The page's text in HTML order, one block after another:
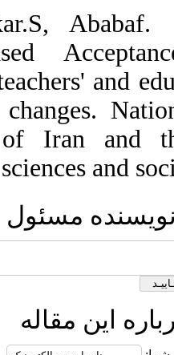
26.
Concern-
investigate
educational
researches
educational